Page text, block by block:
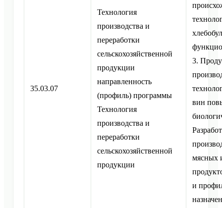
35.03.07
Технология
производства и
переработки
сельскохозяйственной
продукции
направленность
(профиль) программы
Технология
производства и
переработки
сельскохозяйственной
продукции
3.
вин
мясных
и